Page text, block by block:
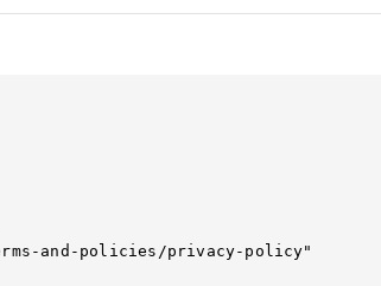
terms-and-policies/privacy-policy"